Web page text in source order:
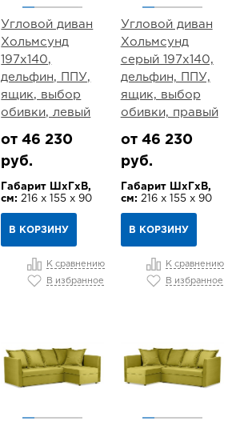
Угловой диван
Хольмсунд
197х140,
дельфин, ППУ,
ящик, выбор
обивки, левый
от 46 230
руб.
Габарит ШхГхВ,
см: 216 х 155 х 90
В КОРЗИНУ
К сравнению
В избранное
Угловой диван
Хольмсунд
серый 197х140,
дельфин, ППУ,
ящик, выбор
обивки, правый
от 46 230
руб.
Габарит ШхГхВ,
см: 216 х 155 х 90
В КОРЗИНУ
К сравнению
В избранное